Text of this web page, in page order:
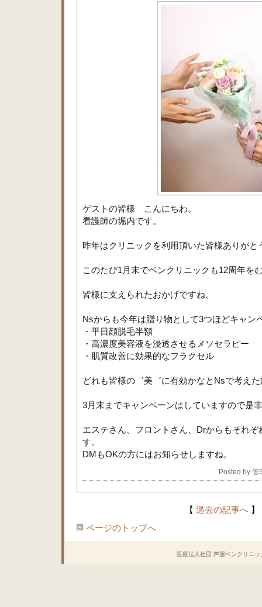
ゲストの皆様 こんにちわ。
看護師の堀内です。
昨年はクリニックを利用頂いた皆様ありがと
このたび1月末でベンクリニックも12周年を
皆様に支えられたおかげですね。
Nsからも今年は贈り物として3つほどキャン
・平日顔脱毛半額
・高濃度美容液を浸透させるメソセラピー
・肌質改善に効果的なフラクセル
どれも皆様の゛美゛に有効かなとNsで考え
3月末までキャンペーンはしていますので是
エステさん、フロントさん、Drからもそれ
す。
DMもOKの方にはお知らせしますね。
Posted by
【 過去の記事へ 】
ページのトップへ
医療法人社団 芦屋ベンクリニ